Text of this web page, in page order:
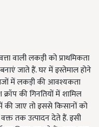
वाली लकड़ी को प्राथमिकता
जाते हैं. घर में इस्तेमाल होने
में लकड़ी की आवश्यकता
की गिनतियों में शामिल
की जाए तो इससे किसानों को
तक उत्पादन देते हैं. इसी